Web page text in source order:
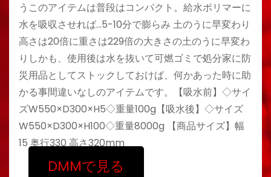
うこのアイテムは普段はコンパクト。給水ポリマーに
水を吸収させれば…5-10分で膨らみ 土のうに早変わり
高さは20倍に重さは229倍の大きさの土のうに早変わ
りしかも、使用後は水を抜いて可燃ゴミで処分家に防
災用品としてストックしておけば、何かあった時に助
かる事間違いなしのアイテムです。【吸水前】◇サイ
ズW550×D300×H5◇重量100g【吸水後】◇サイズ
W550×D300×H100◇重量8000g 【商品サイズ】幅
15 奥行330 高さ320mm
DMMで見る